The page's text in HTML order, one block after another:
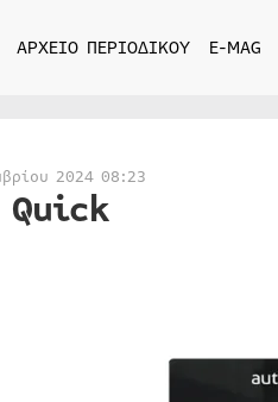
ΑΡΧΕΙΟ ΠΕΡΙΟΔΙΚΟΥ E-MAG
2024 08:23